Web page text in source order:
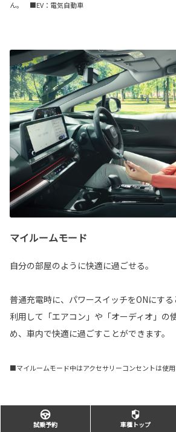
ん。 ■EV：電気自動車
マイルームモード
自分の部屋のように快適に過ごせる。
普通充電時に、パワースイッチをONにす
利用して「エアコン」や「オーディオ」の
め、車内で快適に過ごすことができます。
■マイルームモード中はアクセサリーコンセントは使用
電源プラグコード（AC100V用）
試乗予約 車種トップ